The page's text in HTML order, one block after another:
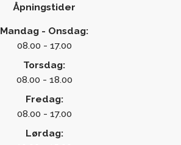
Åpningstider
Mandag - Onsdag:
08.00 - 17.00
Torsdag:
08.00 - 18.00
Fredag:
08.00 - 17.00
Lørdag: